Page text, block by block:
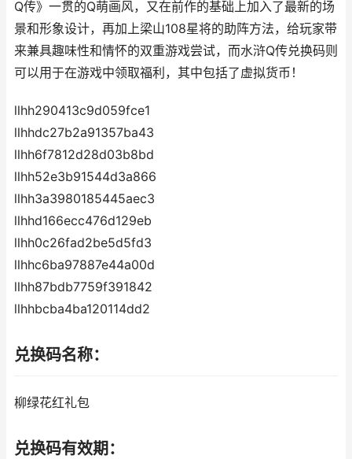
Q传》一贯的Q萌画风，又在前作的基础上加入了最新的场
景和形象设计，再加上梁山108星将的助阵方法，给玩家带
来兼具趣味性和情怀的双重游戏尝试，而水浒Q传兑换码则
可以用于在游戏中领取福利，其中包括了虚拟货币！
llhh290413c9d059fce1
llhhdc27b2a91357ba43
llhh6f7812d28d03b8bd
llhh52e3b91544d3a866
llhh3a3980185445aec3
llhhd166ecc476d129eb
llhh0c26fad2be5d5fd3
llhhc6ba97887e44a00d
llhh87bdb7759f391842
llhhbcba4ba120114dd2
兑换码名称：
柳绿花红礼包
兑换码有效期：